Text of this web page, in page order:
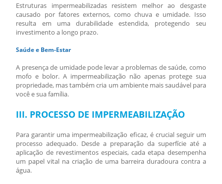
Estruturas impermeabilizadas resistem melhor ao desgaste
causado por fatores externos, como chuva e umidade. Isso
resulta em uma durabilidade estendida, protegendo seu
investimento a longo prazo.
Saúde e Bem-Estar
A presença de umidade pode levar a problemas de saúde, como
mofo e bolor. A impermeabilização não apenas protege sua
propriedade, mas também cria um ambiente mais saudável para
você e sua família.
III. PROCESSO DE IMPERMEABILIZAÇÃO
Para garantir uma impermeabilização eficaz, é crucial seguir um
processo adequado. Desde a preparação da superfície até a
aplicação de revestimentos especiais, cada etapa desempenha
um papel vital na criação de uma barreira duradoura contra a
água.